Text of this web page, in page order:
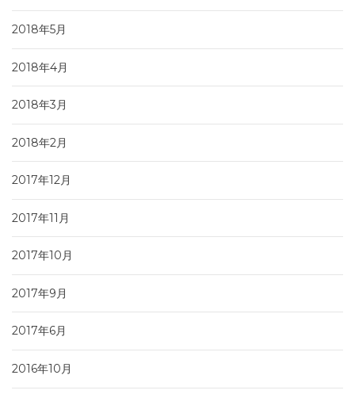
2018年5月
2018年4月
2018年3月
2018年2月
2017年12月
2017年11月
2017年10月
2017年9月
2017年6月
2016年10月